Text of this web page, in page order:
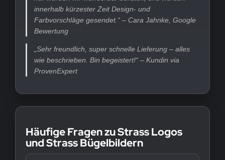
innerhalb kürzester Zeit Design- und
Farbvorschläge gesendet.“ – Cara Jahnke, Google
Bewertung
„Sehr freundlich, super schnelle Lieferung – alles
wie beschrieben. Bin begeistert!“ – Kundin via
ProvenExpert
Häufige Fragen zu Strass Logos
und Strass Bügelbildern